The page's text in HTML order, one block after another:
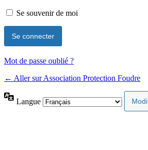
Se souvenir de moi
Mot de passe oublié ?
← Aller sur Association Protection Foudre
Langue